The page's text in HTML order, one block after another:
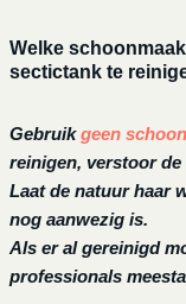
Welke
sectictank te
Gebruikgeen
reinigen, verstoor
Laat de natuur haar
nog aanwezig is.
Als er al gereinigd
professionals